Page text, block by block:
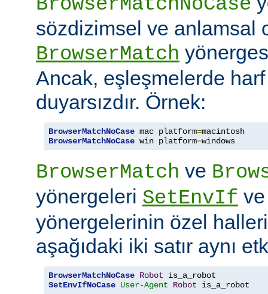
sözdizimsel ve anlamsal
BrowserMatch
Ancak, eşleşmelerde
duyarsızdır. Örnek:
BrowserMatchNoCase mac platform=
BrowserMatchNoCase win platform=windows
BrowserMatch ve
yönergeleri SetEnvIf
yönergelerinin özel
aşağıdaki iki satır aynı
BrowserMatchNoCase Robot
SetEnvIfNoCase User-Agent Robot is_a_robot